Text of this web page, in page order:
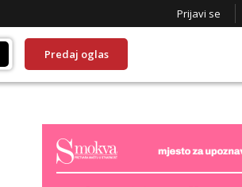
Prijavi se
Predaj oglas